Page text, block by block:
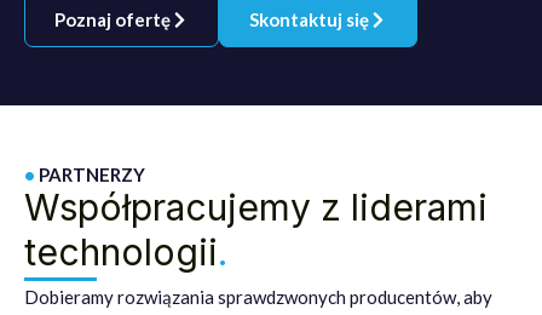
Poznaj ofertę Skontaktuj się
• PARTNERZY
Współpracujemy z liderami
technologii.
Dobieramy rozwiązania sprawdzwonych producentów, aby